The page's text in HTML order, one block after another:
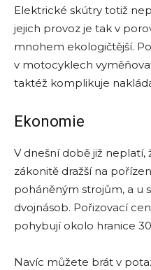
Elektrické skútry totiž
jejich provoz je tak v
mnohem ekologičtější.
v motocyklech
taktéž komplikuje
Ekonomie
V dnešní době již
zákonitě dražší na
poháněným strojům, a u
dvojnásob. Pořizovací
pohybují okolo hranice
Navíc můžete brát v